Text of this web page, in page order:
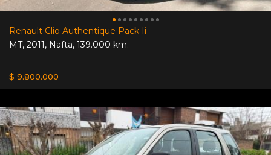
Renault Clio Authentique Pack Ii
MT, 2011, Nafta, 139.000 km.
$ 9.800.000